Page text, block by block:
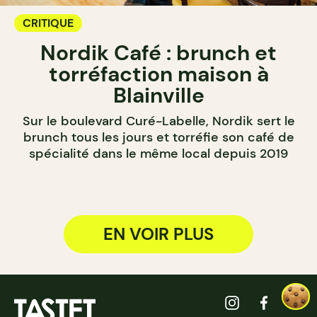
CRITIQUE
Nordik Café : brunch et
torréfaction maison à
Blainville
Sur le boulevard Curé-Labelle, Nordik sert le
brunch tous les jours et torréfie son café de
spécialité dans le même local depuis 2019
EN VOIR PLUS